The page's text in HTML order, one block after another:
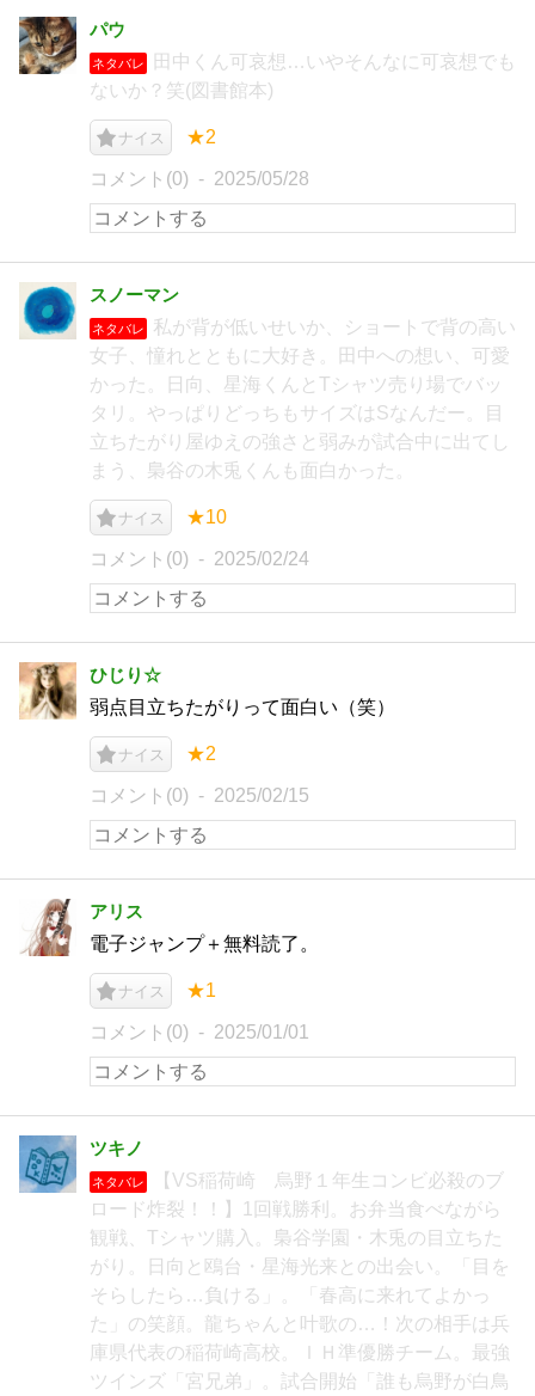
パウ
ネタバレ
田中くん可哀想…いやそんなに可哀想でも
ないか？笑(図書館本)
ナイス ★2
コメント(0) 2025/05/28
スノーマン
ネタバレ
私が背が低いせいか、ショートで背の高い
女子、憧れとともに大好き。田中への想い、可愛
かった。日向、星海くんとTシャツ売り場でバッ
タリ。やっぱりどっちもサイズはSなんだー。目
立ちたがり屋ゆえの強さと弱みが試合中に出てし
まう、梟谷の木兎くんも面白かった。
ナイス ★10
コメント(0) 2025/02/24
ひじり☆
弱点目立ちたがりって面白い（笑）
ナイス ★2
コメント(0) 2025/02/15
アリス
電子ジャンプ＋無料読了。
ナイス ★1
コメント(0) 2025/01/01
ツキノ
ネタバレ
【VS稲荷崎 烏野１年生コンビ必殺のブ
ロード炸裂！！】1回戦勝利。お弁当食べながら
観戦、Tシャツ購入。梟谷学園・木兎の目立ちた
がり。日向と鴎台・星海光来との出会い。「目を
そらしたら…負ける」。「春高に来れてよかっ
た」の笑顔。龍ちゃんと叶歌の…！次の相手は兵
庫県代表の稲荷崎高校。ＩＨ準優勝チーム。最強
ツインズ「宮兄弟」。試合開始「誰も烏野が白鳥